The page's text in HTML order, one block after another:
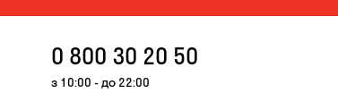
0 800 30 20 50
з 10:00 - до 22:00